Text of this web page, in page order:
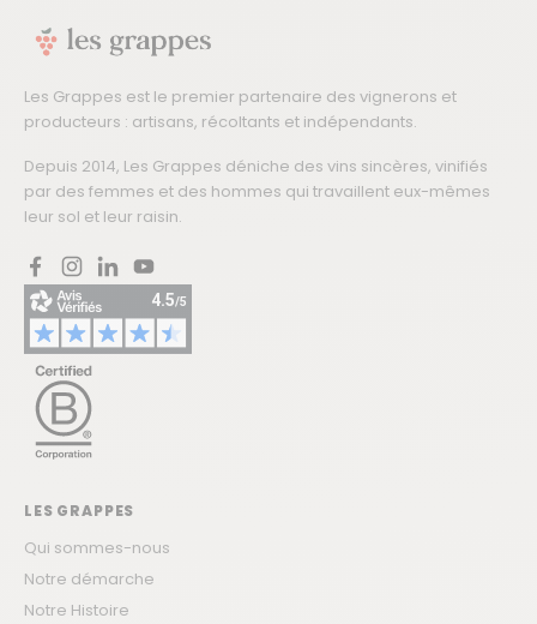
Les Grappes est le premier partenaire des vignerons et
producteurs : artisans, récoltants et indépendants.
Depuis 2014, Les Grappes déniche des vins sincères, vinifiés
par des femmes et des hommes qui travaillent eux-mêmes
leur sol et leur raisin.
FacebookInstagram
LinkedInYouTube
LES GRAPPES
Qui sommes-nous
Notre démarche
Notre Histoire